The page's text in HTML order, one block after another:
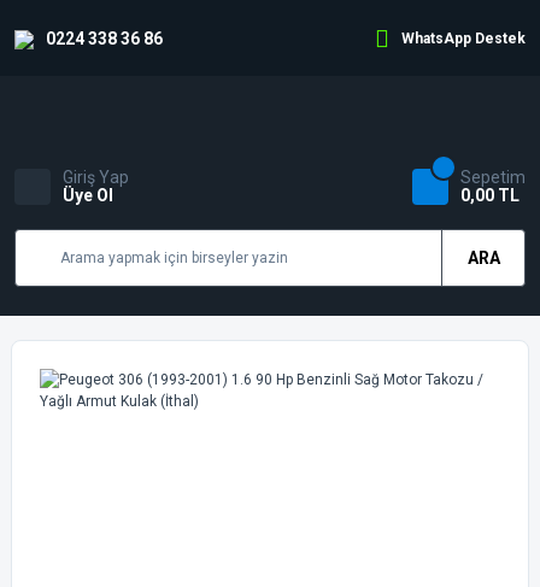
0224 338 36 86 WhatsApp Destek
ARA
Giriş Yap
Üye Ol
Sepetim
0,00 TL